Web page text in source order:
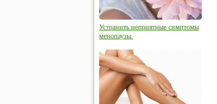
Устранить неприятные симптомы
менопаузы.